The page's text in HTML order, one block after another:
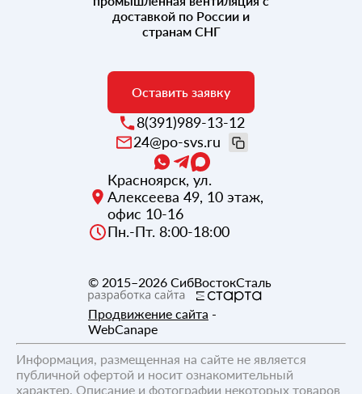
доставкой по России и
странам СНГ
Оставить заявку
8(391)989-13-12
24@po-svs.ru
Красноярск, ул.
Алексеева 49, 10 этаж,
офис 10-16
Пн.-Пт. 8:00-18:00
© 2015–2026 СибВостокСталь
Продвижение сайта -
WebCanape
Информация, размещенная на сайте не является
публичной офертой и носит ознакомительный
характер. Описание и фотографии некоторых товаров